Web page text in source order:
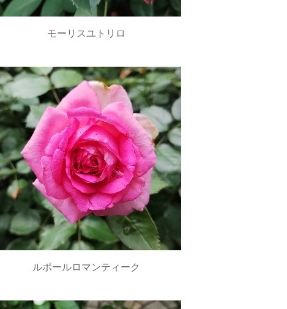
モーリスユトリロ
ルポールロマンティーク